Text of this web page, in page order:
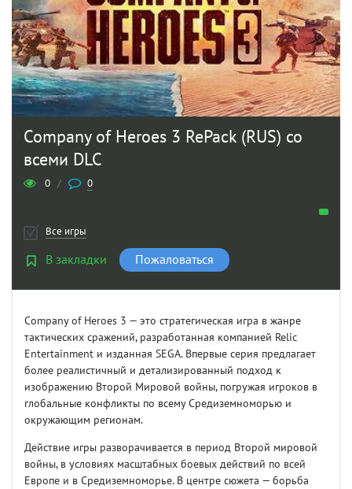
Company of Heroes 3 RePack (RUS) со
всеми DLC
0 / 0
Все игры
В закладки Пожаловаться
Company of Heroes 3 — это стратегическая игра в жанре
тактических сражений, разработанная компанией Relic
Entertainment и изданная SEGA. Впервые серия предлагает
более реалистичный и детализированный подход к
изображению Второй Мировой войны, погружая игроков в
глобальные конфликты по всему Средиземноморью и
окружающим регионам.
Действие игры разворачивается в период Второй мировой
войны, в условиях масштабных боевых действий по всей
Европе и в Средиземноморье. В центре сюжета — борьба